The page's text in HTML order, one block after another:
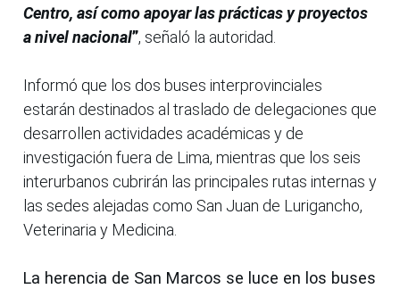
Centro, así como apoyar las prácticas y proyectos
a nivel nacional”, señaló la autoridad.
Informó que los dos buses interprovinciales
estarán destinados al traslado de delegaciones que
desarrollen actividades académicas y de
investigación fuera de Lima, mientras que los seis
interurbanos cubrirán las principales rutas internas y
las sedes alejadas como San Juan de Lurigancho,
Veterinaria y Medicina.
La herencia de San Marcos se luce en los buses